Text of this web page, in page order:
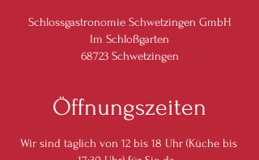
Schlossgastronomie Schwetzingen GmbH
Im Schloßgarten
68723 Schwetzingen
Öffnungszeiten
Wir sind täglich von 12 bis 18 Uhr (Küche bis